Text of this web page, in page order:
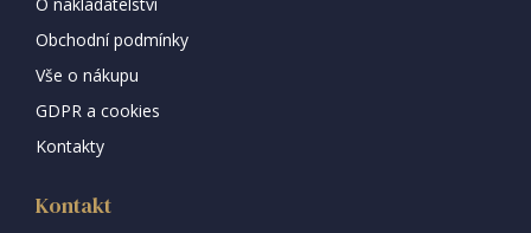
Obchodní podmínky
Vše o nákupu
GDPR a cookies
Kontakty
Kontakt